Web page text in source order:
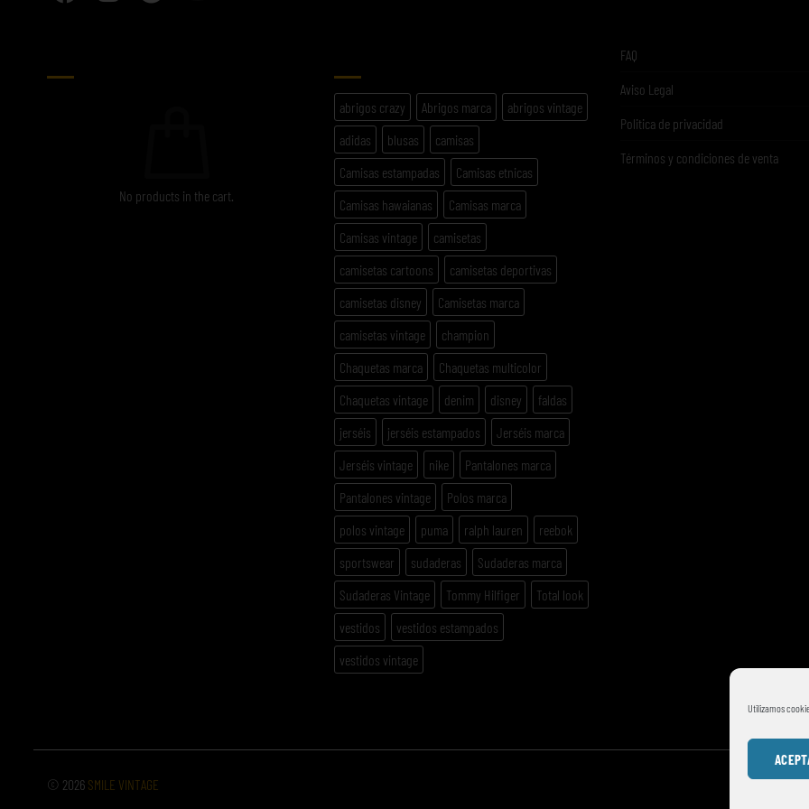
Utilizamos
No products in the cart.
abrigos crazy Abrigos marca
abrigos vintage
adidas
blusas
camisas
Camisas estampadas
Camisas etnicas
Camisas hawaianas
Camisas marca
Camisas vintage
camisetas
camisetas cartoons
camisetas deportivas
camisetas disney
Camisetas marca
camisetas vintage
champion
Chaquetas marca
Chaquetas multicolor
Chaquetas vintage
denim disney
faldas
jerséis
jerséis estampados
Jerséis marca
Jerséis vintage
nike
Pantalones marca
Pantalones vintage
Polos marca
polos vintage
puma ralph lauren
reebok
sportswear
sudaderas
Sudaderas marca
Sudaderas Vintage
Tommy Hilfiger
Total look
vestidos
vestidos estampados
vestidos vintage
FAQ
Aviso Legal
Politica de privacidad
Términos y condiciones de venta
© 2026 SMILE VINTAGE